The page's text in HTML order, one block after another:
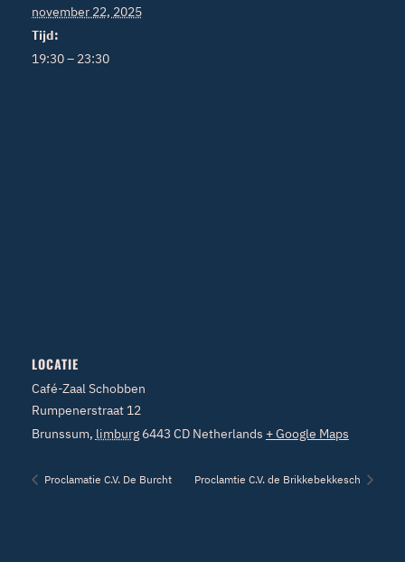
november 22, 2025
Tijd:
19:30 – 23:30
LOCATIE
Café-Zaal Schobben
Rumpenerstraat 12
Brunssum, limburg 6443 CD Netherlands + Google Maps
Proclamatie C.V. De Burcht Proclamtie C.V. de Brikkebekkesch